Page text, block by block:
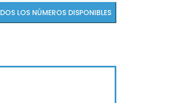
VER TODOS LOS NÚMEROS DISPONIBLES